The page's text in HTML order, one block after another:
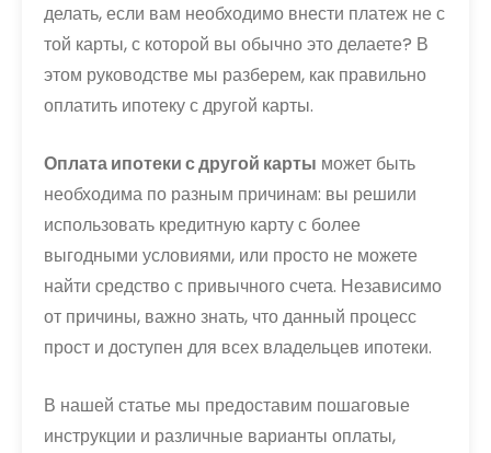
делать, если вам необходимо внести платеж не с
той карты, с которой вы обычно это делаете? В
этом руководстве мы разберем, как правильно
оплатить ипотеку с другой карты.
Оплата ипотеки с другой карты может быть
необходима по разным причинам: вы решили
использовать кредитную карту с более
выгодными условиями, или просто не можете
найти средство с привычного счета. Независимо
от причины, важно знать, что данный процесс
прост и доступен для всех владельцев ипотеки.
В нашей статье мы предоставим пошаговые
инструкции и различные варианты оплаты,